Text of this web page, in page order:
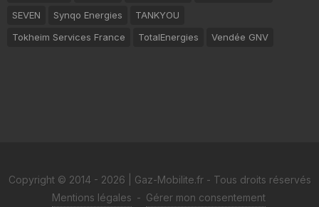
SEVEN
Synqo Energies
TANKYOU
Tokheim Services France
TotalEnergies Vendée GNV
Copyright © 2014 - 2026 | Gaz-Mobilite.fr - Tous droits réservés
Mentions légales - Gérer mon consentement